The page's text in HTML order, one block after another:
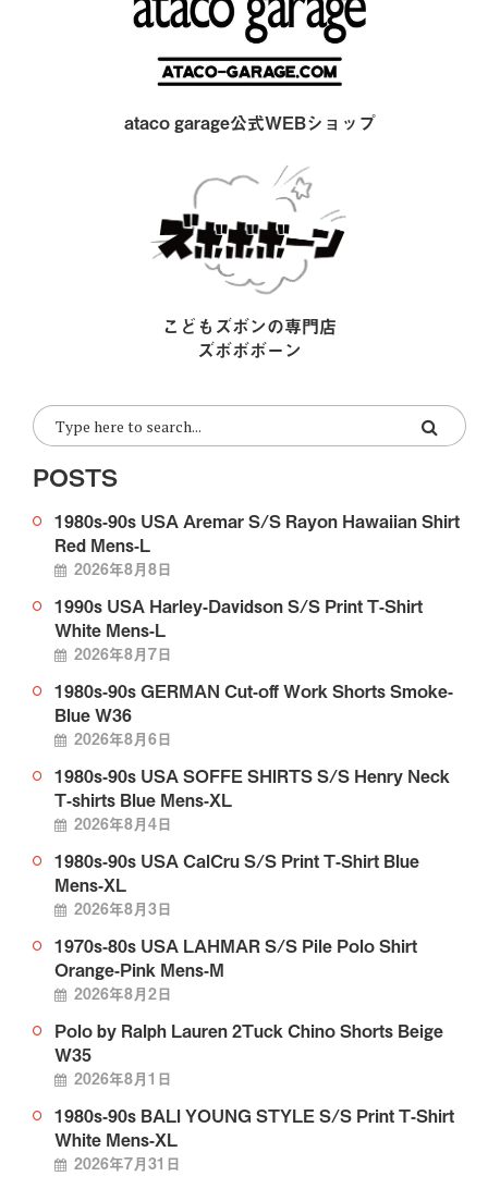
ataco garage公式WEBショップ
こどもズボンの専門店
ズボボボーン
POSTS
1980s-90s USA Aremar S/S Rayon Hawaiian Shirt
Red Mens-L
2026年8月8日
1990s USA Harley-Davidson S/S Print T-Shirt
White Mens-L
2026年8月7日
1980s-90s GERMAN Cut-off Work Shorts Smoke-
Blue W36
2026年8月6日
1980s-90s USA SOFFE SHIRTS S/S Henry Neck
T-shirts Blue Mens-XL
2026年8月4日
1980s-90s USA CalCru S/S Print T-Shirt Blue
Mens-XL
2026年8月3日
1970s-80s USA LAHMAR S/S Pile Polo Shirt
Orange-Pink Mens-M
2026年8月2日
Polo by Ralph Lauren 2Tuck Chino Shorts Beige
W35
2026年8月1日
1980s-90s BALI YOUNG STYLE S/S Print T-Shirt
White Mens-XL
2026年7月31日